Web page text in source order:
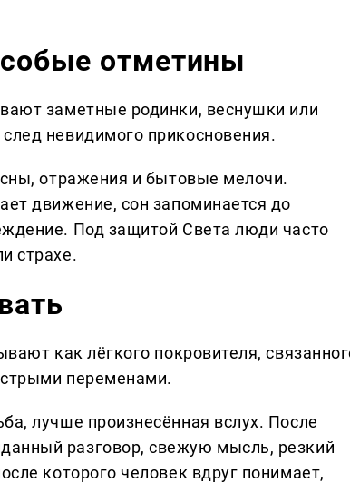
отметины
заметные родинки, веснушки или
невидимого прикосновения.
отражения и бытовые мелочи.
движение, сон запоминается до
Под защитой Света люди часто
страхе.
как лёгкого покровителя,
переменами.
лучше произнесённая вслух. После
разговор, свежую мысль, резкий
которого человек вдруг понимает,